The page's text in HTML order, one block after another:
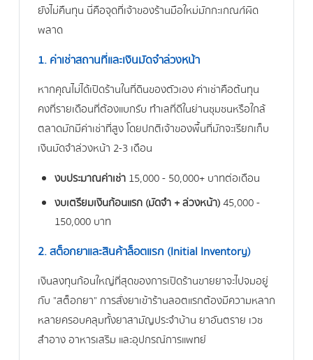
ยังไม่คืนทุน นี่คือจุดที่เจ้าของร้านมือใหม่มักกะเกณฑ์ผิด
พลาด
1. ค่าเช่าสถานที่และเงินมัดจำล่วงหน้า
หากคุณไม่ได้เปิดร้านในที่ดินของตัวเอง ค่าเช่าคือต้นทุน
คงที่รายเดือนที่ต้องแบกรับ ทำเลที่ดีในย่านชุมชนหรือใกล้
ตลาดมักมีค่าเช่าที่สูง โดยปกติเจ้าของพื้นที่มักจะเรียกเก็บ
เงินมัดจำล่วงหน้า 2-3 เดือน
งบประมาณค่าเช่า15,000 - 50,000+ บาทต่อเดือน
งบเตรียมเงินก้อนแรก (มัดจำ + ล่วงหน้า)45,000 -
150,000 บาท
2. สต็อกยาและสินค้าล็อตแรก (Initial Inventory)
เงินลงทุนก้อนใหญ่ที่สุดของการเปิดร้านขายยาจะไปจมอยู่
กับ "สต็อกยา" การสั่งยาเข้าร้านลอตแรกต้องมีความหลาก
หลายครอบคลุมทั้งยาสามัญประจำบ้าน ยาอันตราย เวช
สำอาง อาหารเสริม และอุปกรณ์การแพทย์